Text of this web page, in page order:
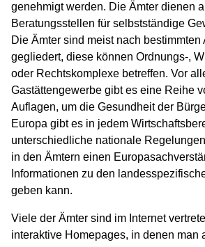
genehmigt werden. Die Ämter dienen
Beratungsstellen für selbstständige
Die Ämter sind meist nach bestimmten
gegliedert, diese können Ordnungs-,
oder Rechtskomplexe betreffen. Vor
Gastättengewerbe gibt es eine Reihe
Auflagen, um die Gesundheit der
Europa gibt es in jedem
unterschiedliche nationale
in den Ämtern einen
Informationen zu den
geben kann.
Viele der Ämter sind im Internet
interaktive Homepages, in denen man